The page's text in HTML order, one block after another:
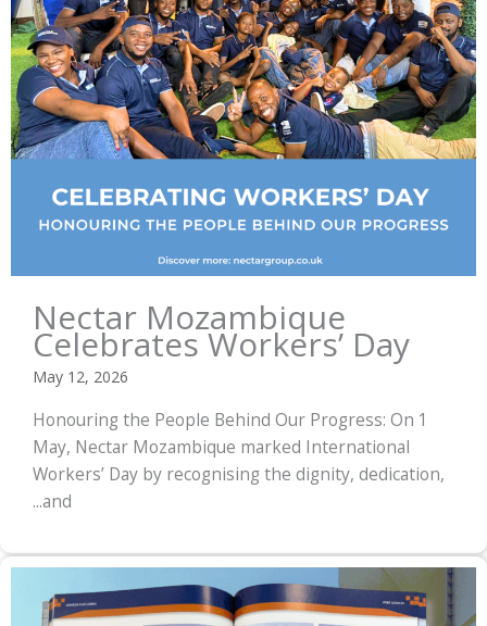
Nectar Mozambique
Celebrates Workers’ Day
May 12, 2026
Honouring the People Behind Our Progress: On 1
May, Nectar Mozambique marked International
Workers’ Day by recognising the dignity, dedication,
and...